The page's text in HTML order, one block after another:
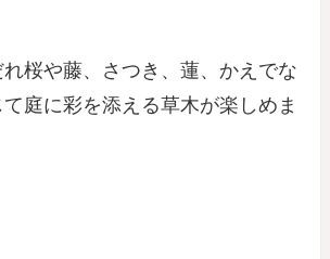
桜や藤、さつき、蓮、かえでな
庭に彩を添える草木が楽しめま